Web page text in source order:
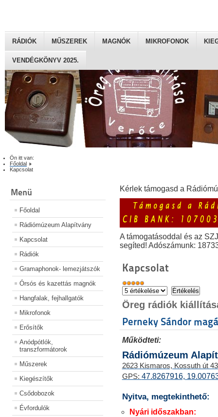
RÁDIÓK MŰSZEREK MAGNÓK MIKROFONOK
VENDÉGKÖNYV 2025.
Ön itt van:
Főoldal
Kapcsolat
Menü
Főoldal
Rádiómúzeum Alapítvány
Kapcsolat
Rádiók
Gramaphonok- lemezjátszók
Órsós és kazettás magnók
Hangfalak, fejhallgatók
Mikrofonok
Erősítők
Anódpótlók,
transzformátorok
Műszerek
Kiegészítők
Csődobozok
Évfordulók
Kérlek támogasd a
A támogatásoddal és az
segíted! Adószámunk:
Kapcsolat
Öreg rádiók
Perneky Sándor
Működteti:
Rádiómúzeum
2623 Kismaros, Kossuth út
GPS: 47.8267916,
Nyitva, megtekinthető:
Nyári időszakban: